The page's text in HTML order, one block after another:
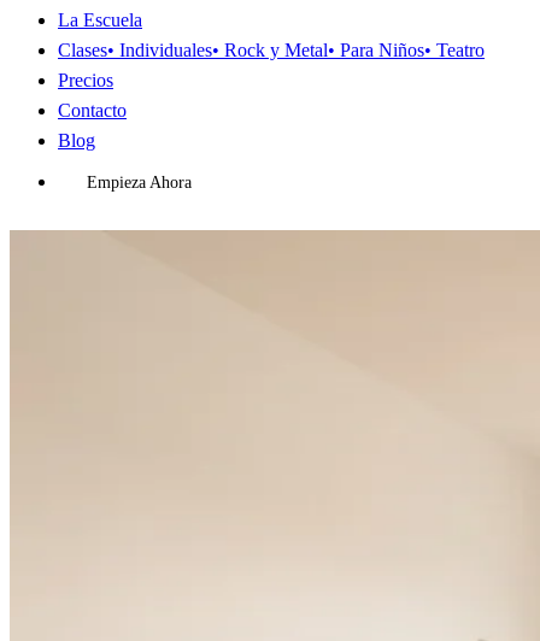
La Escuela
Clases• Individuales• Rock y Metal• Para Niños• Teatro
Precios
Contacto
Blog
Empieza Ahora